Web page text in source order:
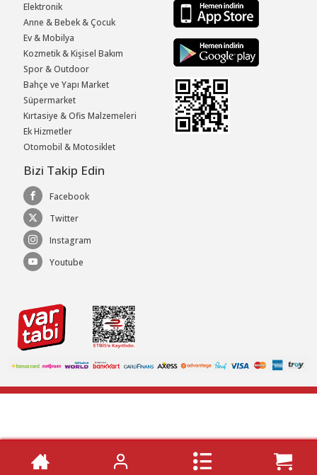
Elektronik
Anne & Bebek & Çocuk
Ev & Mobilya
Kozmetik & Kişisel Bakım
Spor & Outdoor
Bahçe ve Yapı Market
Süpermarket
Kırtasiye & Ofis Malzemeleri
Ek Hizmetler
Otomobil & Motosiklet
Bizi Takip Edin
Facebook
Twitter
Instagram
Youtube